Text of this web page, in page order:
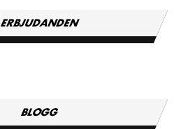
ERBJUDANDEN
BLOGG